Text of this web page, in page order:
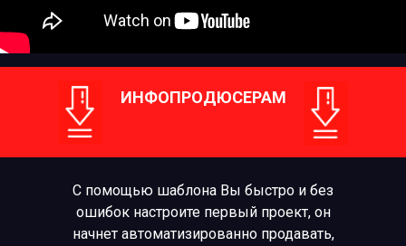
ИНФОПРОДЮСЕРАМ
С помощью шаблона Вы быстро и без
ошибок настроите первый проект, он
начнет автоматизированно продавать,